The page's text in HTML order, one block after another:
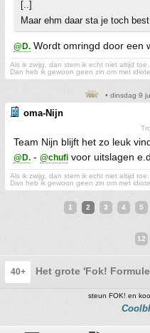
[..]
Maar ehm daar sta je toch
@D. Wordt omringd door een
Als ik zwijg, dan stem ik echt niet altijd toe.
Dan heb ik gewoon geen zin om met
• dinsdag 9
oma-Nijn
Team Nijn blijft het zo leuk
@D. - @chufi voor uitslagen
Als ik zwijg, dan stem ik echt niet altijd toe.
Dan heb ik gewoon geen zin om met
1 2 3 4 5
12
40+ Het grote 'Fok!
steun FOK! en